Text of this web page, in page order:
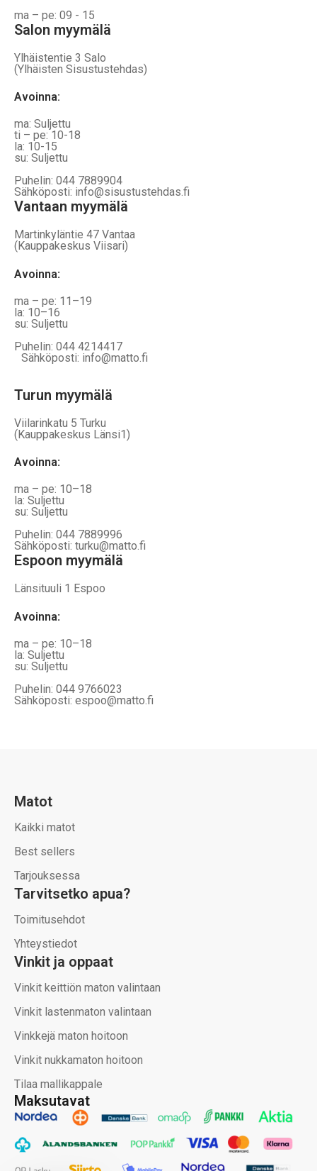
ma – pe: 09 - 15
Salon myymälä
Ylhäistentie 3 Salo
(Ylhäisten Sisustustehdas)
Avoinna:
ma: Suljettu
ti – pe: 10-18
la: 10-15
su: Suljettu
Puhelin: 044 7889904
Sähköposti: info@sisustustehdas.fi
Vantaan myymälä
Martinkyläntie 47 Vantaa
(Kauppakeskus Viisari)
Avoinna:
ma – pe: 11–19
la: 10–16
su: Suljettu
Puhelin: 044 4214417
Sähköposti: info@matto.fi
Turun myymälä
Viilarinkatu 5 Turku
(Kauppakeskus Länsi1)
Avoinna:
ma – pe: 10–18
la: Suljettu
su: Suljettu
Puhelin: 044 7889996
Sähköposti: turku@matto.fi
Espoon myymälä
Länsituuli 1 Espoo
Avoinna:
ma – pe: 10–18
la: Suljettu
su: Suljettu
Puhelin: 044 9766023
Sähköposti: espoo@matto.fi
Maksutavat
Matot
Kaikki matot
Best sellers
Tarjouksessa
Tarvitsetko apua?
Toimitusehdot
Yhteystiedot
Vinkit ja oppaat
Vinkit keittiön maton valintaan
Vinkit lastenmaton valintaan
Vinkkejä maton hoitoon
Vinkit nukkamaton hoitoon
Tilaa mallikappale